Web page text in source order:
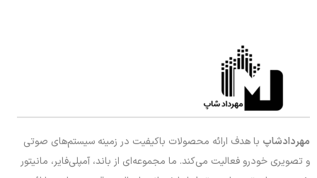
مهردادشاپ با هدف ارائه محصولات باکیفیت در زمینه سیستم‌های صوتی
و تصویری خودرو فعالیت می‌کند. ما مجموعه‌ای از باند، آمپلی‌فایر، مانیتور